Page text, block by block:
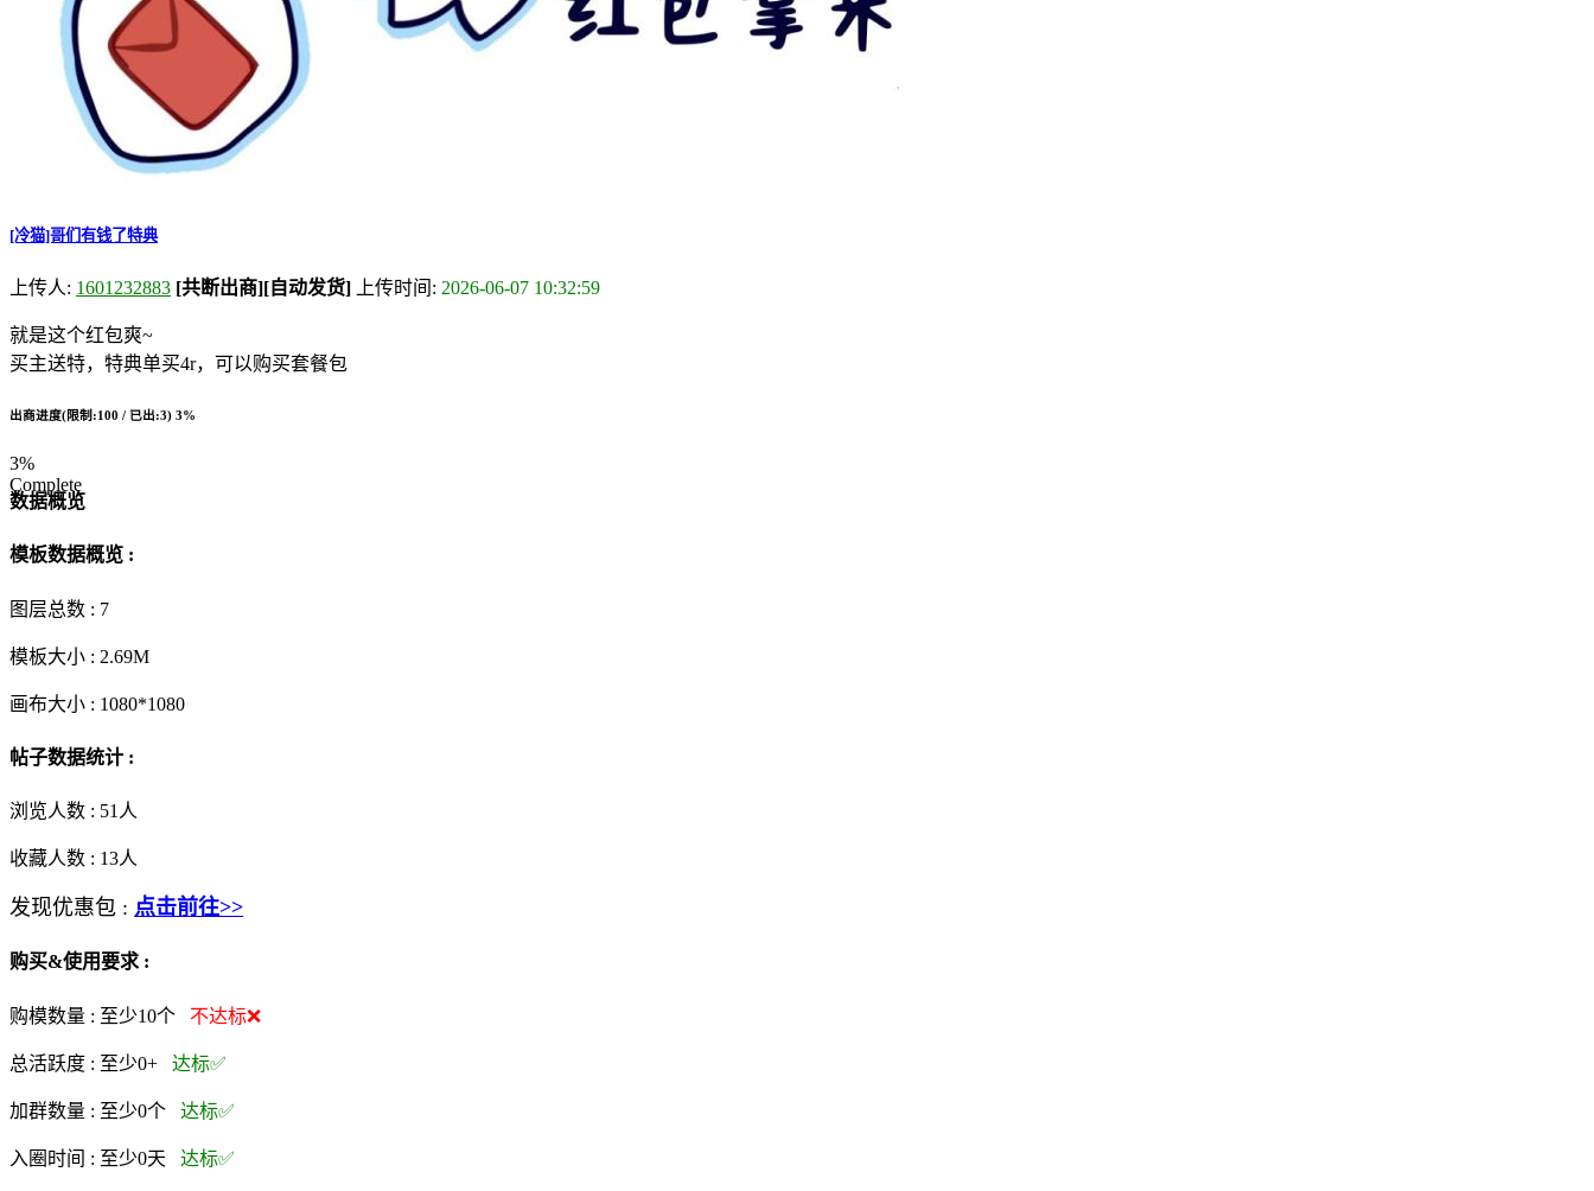
[冷猫]哥们有钱了特典
上传人: 1601232883 [共断出商][自动发货] 上传时间: 2026-06-07 10:32:59
就是这个红包爽~
买主送特，特典单买4r，可以购买套餐包
出商进度(限制:100 / 已出:3) 3%
3%
Complete
数据概览
模板数据概览 :
图层总数 : 7
模板大小 : 2.69M
画布大小 : 1080*1080
帖子数据统计 :
浏览人数 : 51人
收藏人数 : 13人
发现优惠包 : 点击前往>>
购买&使用要求 :
购模数量 : 至少10个 不达标❌
总活跃度 : 至少0+ 达标✅
加群数量 : 至少0个 达标✅
入圈时间 : 至少0天 达标✅